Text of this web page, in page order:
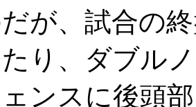
が、試合の
り、ダブル
ンスに後頭